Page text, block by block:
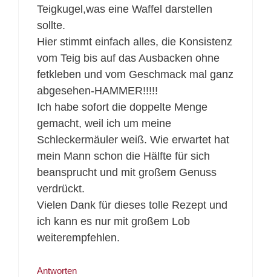
Teigkugel,was eine Waffel darstellen
sollte.
Hier stimmt einfach alles, die Konsistenz
vom Teig bis auf das Ausbacken ohne
fetkleben und vom Geschmack mal ganz
abgesehen-HAMMER!!!!!
Ich habe sofort die doppelte Menge
gemacht, weil ich um meine
Schleckermäuler weiß. Wie erwartet hat
mein Mann schon die Hälfte für sich
beansprucht und mit großem Genuss
verdrückt.
Vielen Dank für dieses tolle Rezept und
ich kann es nur mit großem Lob
weiterempfehlen.
Antworten